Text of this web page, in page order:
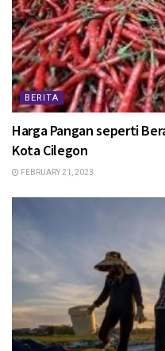
BERITA
Harga Pangan seperti
Kota Cilegon
FEBRUARY 21, 2023